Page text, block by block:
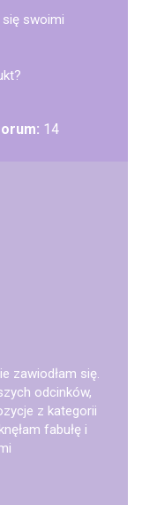
swoimi
14
zawiodłam się.
odcinków,
z kategorii
fabułę i